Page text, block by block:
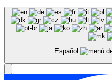
Español